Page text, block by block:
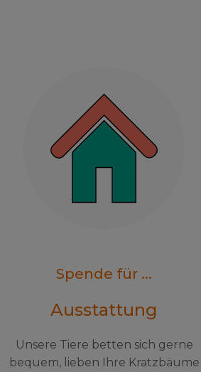
Spende für ...
Ausstattung
Unsere Tiere betten sich gerne
bequem, lieben Ihre Kratzbäume